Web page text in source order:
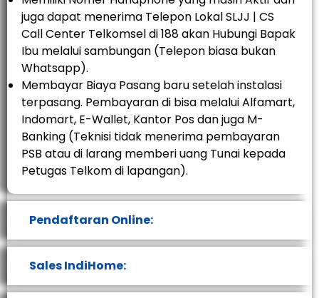
juga dapat menerima Telepon Lokal SLJJ | CS
Call Center Telkomsel di 188 akan Hubungi Bapak
Ibu melalui sambungan (Telepon biasa bukan
Whatsapp).
Membayar Biaya Pasang baru setelah instalasi
terpasang. Pembayaran di bisa melalui Alfamart,
Indomart, E-Wallet, Kantor Pos dan juga M-
Banking (Teknisi tidak menerima pembayaran
PSB atau di larang memberi uang Tunai kepada
Petugas Telkom di lapangan).
Pendaftaran Online:
Sales IndiHome: